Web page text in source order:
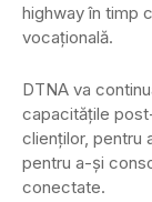
highway în timp
vocațională.
DTNA va
capacitățile
clienților, pentru
pentru a-și
conectate.